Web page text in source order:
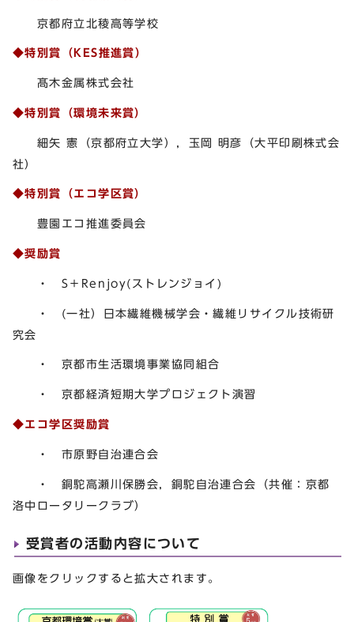
京都府立北稜高等学校
◆特別賞（KES推進賞）
髙木金属株式会社
◆特別賞（環境未来賞）
細矢 憲（京都府立大学），玉岡 明彦（大平印刷株式会
社）
◆特別賞（エコ学区賞）
豊園エコ推進委員会
◆奨励賞
・ S＋Renjoy(ストレンジョイ)
・ (一社）日本繊維機械学会・繊維リサイクル技術研
究会
・ 京都市生活環境事業協同組合
・ 京都経済短期大学プロジェクト演習
◆エコ学区奨励賞
・ 市原野自治連合会
・ 銅駝高瀬川保勝会，銅駝自治連合会（共催：京都
洛中ロータリークラブ）
受賞者の活動内容について
画像をクリックすると拡大されます。